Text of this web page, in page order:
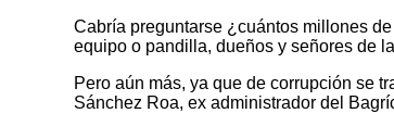
Cabría preguntarse ¿cuántos millones
equipo o pandilla, dueños y señores de
Pero aún más, ya que de corrupción se
Sánchez Roa, ex administrador del